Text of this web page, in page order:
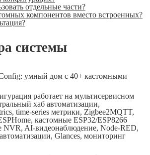
отдельные части?
компонентов вместо встроенных?
системы
работает на мультисервисном
хаб автоматизации,
time-series метрики, Zigbee2MQTT,
кастомные ESP32/ESP8266
NVR, AI-видеонаблюдение, Node-RED,
Glances, мониторинг